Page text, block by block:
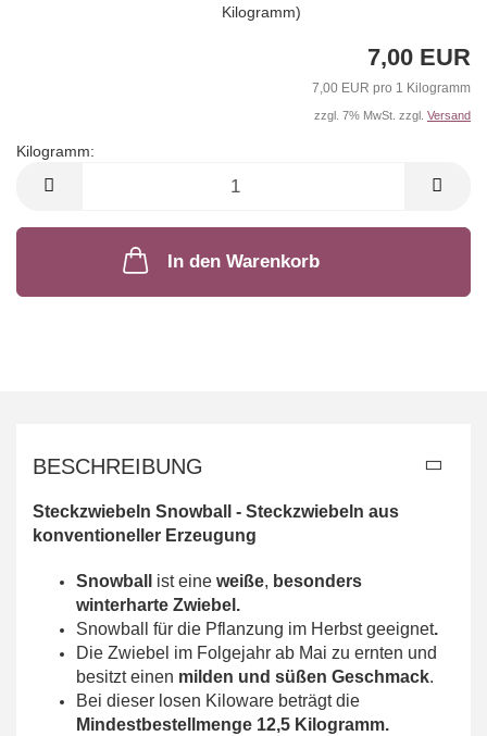
Kilogramm)
7,00 EUR
7,00 EUR pro 1 Kilogramm
zzgl. 7% MwSt. zzgl. Versand
Kilogramm:
In den Warenkorb
BESCHREIBUNG
Steckzwiebeln Snowball - Steckzwiebeln aus
konventioneller Erzeugung
Snowball ist eine weiße, besonders
winterharte Zwiebel.
Snowball für die Pflanzung im Herbst geeignet.
Die Zwiebel im Folgejahr ab Mai zu ernten und
besitzt einen milden und süßen Geschmack.
Bei dieser losen Kiloware beträgt die
Mindestbestellmenge 12,5 Kilogramm.